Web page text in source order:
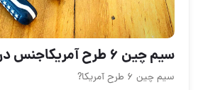
سيم چين ٦ طرح آمريكاجنس درجه يك و
سيم چين ٦ طرح آمريكا?